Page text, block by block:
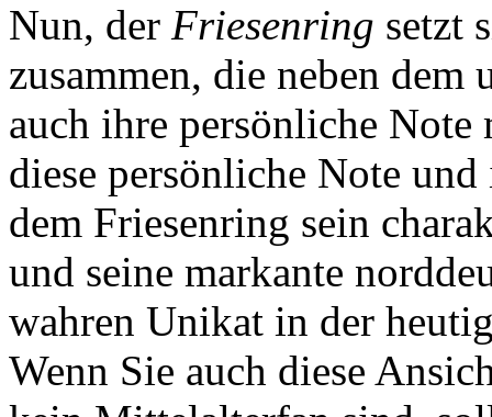
Nun, der Friesenring setzt
zusammen, die neben dem
auch ihre persönliche Note
diese persönliche Note
dem Friesenring sein
und seine markante
wahren Unikat in der
Wenn Sie auch diese